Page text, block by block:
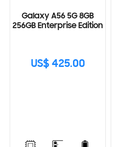
Galaxy A56 5G 8GB
256GB Enterprise Edition
US$ 425.00